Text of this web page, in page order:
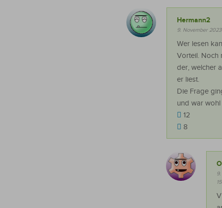
Hermann2
9. November 2023
Wer lesen
Vorteil. Noch
der, welcher
er liest.
Die Frage
und war
12
8